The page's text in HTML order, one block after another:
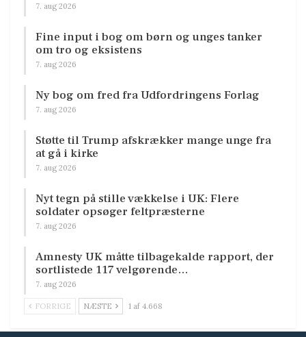
7. aug 2026
Fine input i bog om børn og unges tanker
om tro og eksistens
7. aug 2026
Ny bog om fred fra Udfordringens Forlag
7. aug 2026
Støtte til Trump afskrækker mange unge fra
at gå i kirke
7. aug 2026
Nyt tegn på stille vækkelse i UK: Flere
soldater opsøger feltpræsterne
7. aug 2026
Amnesty UK måtte tilbagekalde rapport, der
sortlistede 117 velgørende…
7. aug 2026
FORRIGE NÆSTE 1 af 4.668